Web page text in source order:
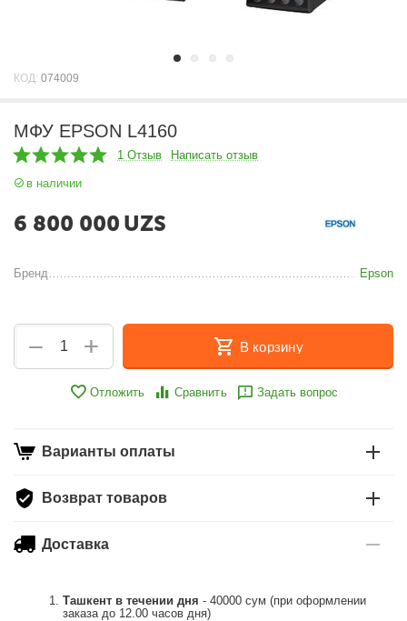
КОД: 074009
МФУ EPSON L4160
1 Отзыв Написать отзыв
в наличии
6 800 000 UZS
Бренд Epson
+
− В корзину
Отложить Сравнить Задать вопрос
Варианты оплаты
Возврат товаров
Доставка
Ташкент в течении дня - 40000 сум (при оформлении
заказа до 12.00 часов дня)